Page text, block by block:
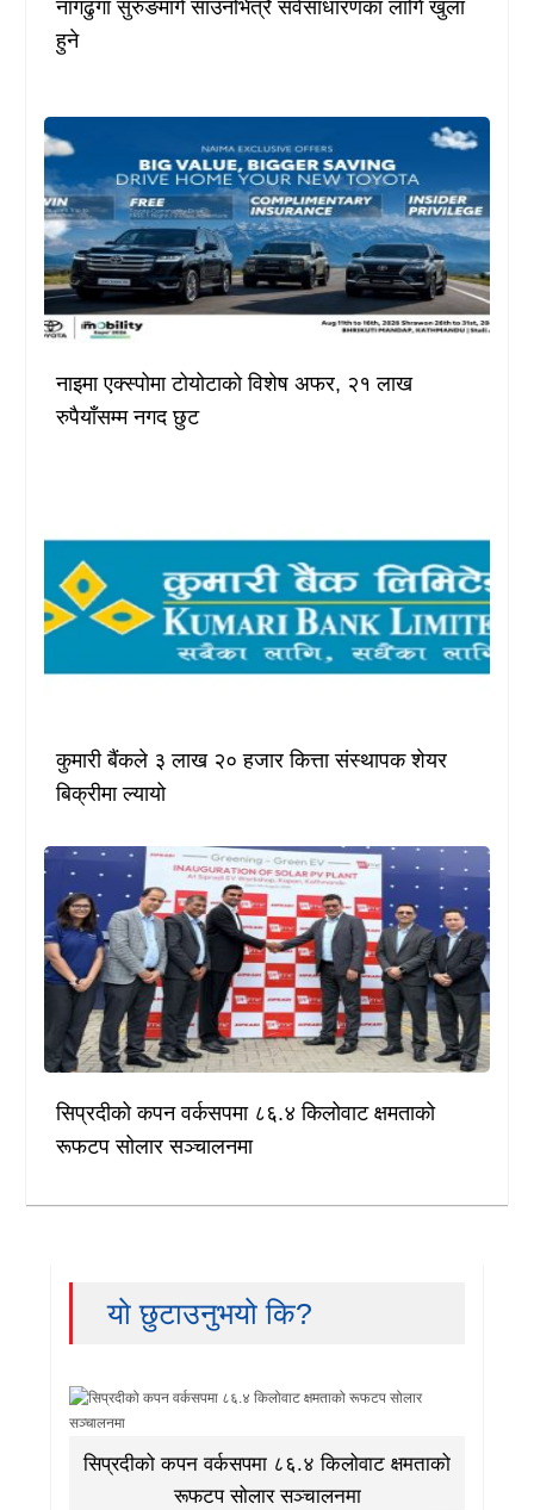
नागढुंगा सुरुङमार्ग साउनभित्रै सर्वसाधारणका लागि खुला
हुने
नाइमा एक्स्पोमा टोयोटाको विशेष अफर, २१ लाख
रुपैयाँसम्म नगद छुट
कुमारी बैंकले ३ लाख २० हजार कित्ता संस्थापक शेयर
बिक्रीमा ल्यायो
सिप्रदीको कपन वर्कसपमा ८६.४ किलोवाट क्षमताको
रूफटप सोलार सञ्चालनमा
यो छुटाउनुभयो कि?
सिप्रदीको कपन वर्कसपमा ८६.४ किलोवाट क्षमताको
रूफटप सोलार सञ्चालनमा